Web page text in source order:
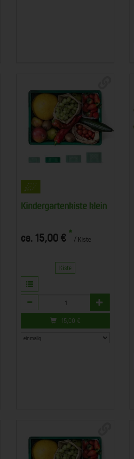
Kindergartenkiste klein
ca. 15,00 € * / Kiste
Kiste
Anzahl
15,00 €